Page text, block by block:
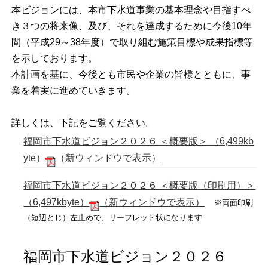
本ビジョンには、本市下水道事業の基本理念や目指すべ
き３つの将来像、及び、それを達成するために今後10年
間（平成29～38年度）で取り組む施策目標や成果指標等
を示しております。
本計画を基に、今後とも市民や企業の皆様とともに、事
業を着実に進めていきます。
詳しくは、下記をご覧ください。
福岡市下水道ビジョン２０２６ ＜概要版＞ （6,499kb
yte）
（新ウィンドウで表示）
福岡市下水道ビジョン２０２６ ＜概要版（印刷用）＞
（6,497kbyte）
（新ウィンドウで表示） ※両面印刷
（短辺とじ）左止めで、リーフレット状になります
福岡市下水道ビジョン２０２６